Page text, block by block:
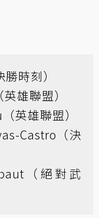
時刻）
雄聯盟）
英雄聯盟）
Castro（決
（絕對武